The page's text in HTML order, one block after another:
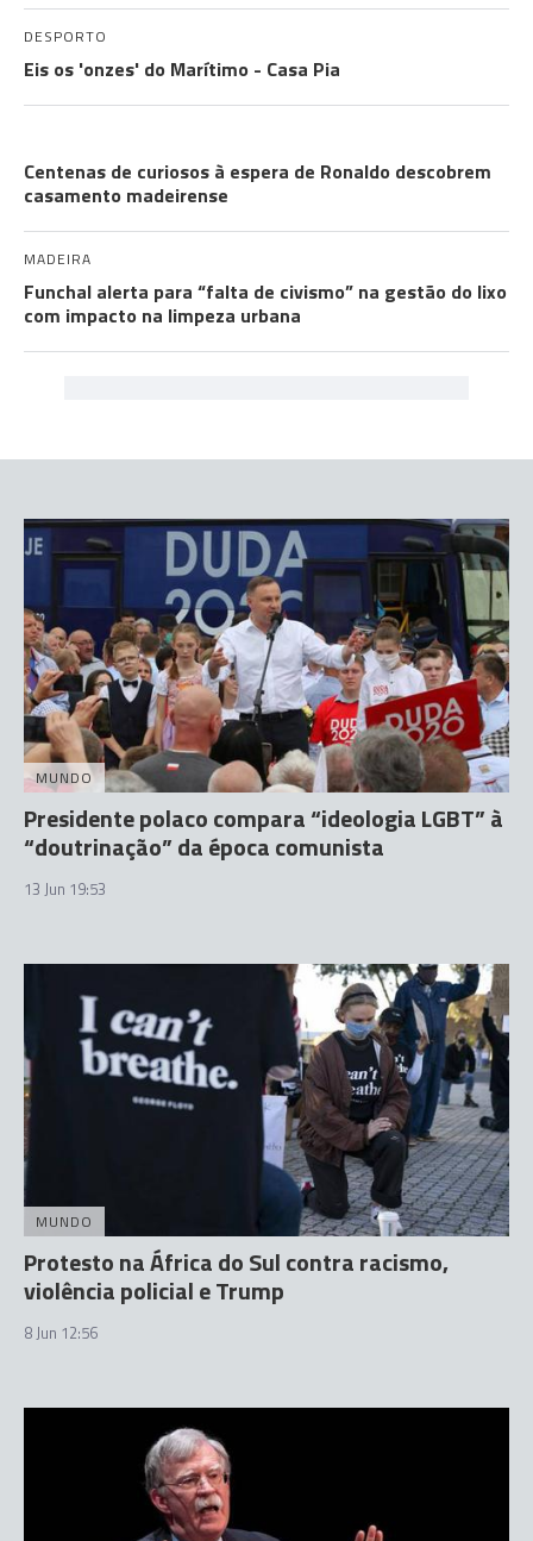
DESPORTO
Eis os 'onzes' do Marítimo - Casa Pia
Centenas de curiosos à espera de Ronaldo descobrem
casamento madeirense
MADEIRA
Funchal alerta para “falta de civismo” na gestão do lixo
com impacto na limpeza urbana
MUNDO
Presidente polaco compara “ideologia LGBT” à
“doutrinação” da época comunista
13 Jun 19:53
MUNDO
Protesto na África do Sul contra racismo,
violência policial e Trump
8 Jun 12:56